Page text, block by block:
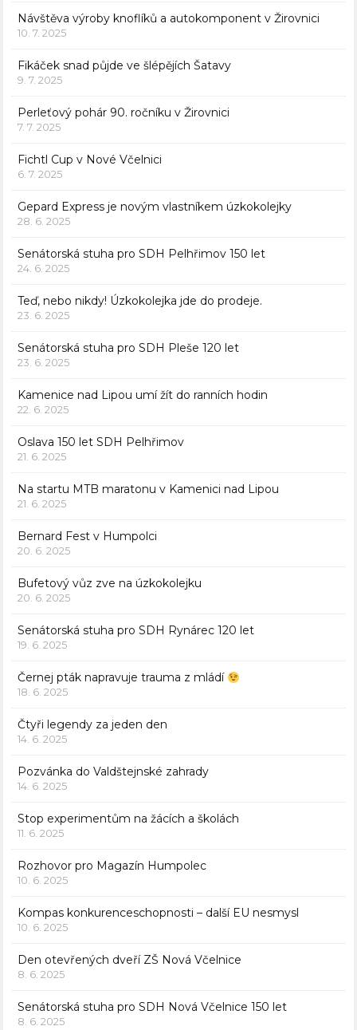
Návštěva výroby knoflíků a autokomponent v Žirovnici
10. 7. 2025
Fikáček snad půjde ve šlépějích Šatavy
9. 7. 2025
Perleťový pohár 90. ročníku v Žirovnici
7. 7. 2025
Fichtl Cup v Nové Včelnici
6. 7. 2025
Gepard Express je novým vlastníkem úzkokolejky
28. 6. 2025
Senátorská stuha pro SDH Pelhřimov 150 let
24. 6. 2025
Teď, nebo nikdy! Úzkokolejka jde do prodeje.
23. 6. 2025
Senátorská stuha pro SDH Pleše 120 let
23. 6. 2025
Kamenice nad Lipou umí žít do ranních hodin
22. 6. 2025
Oslava 150 let SDH Pelhřimov
21. 6. 2025
Na startu MTB maratonu v Kamenici nad Lipou
21. 6. 2025
Bernard Fest v Humpolci
20. 6. 2025
Bufetový vůz zve na úzkokolejku
20. 6. 2025
Senátorská stuha pro SDH Rynárec 120 let
19. 6. 2025
Černej pták napravuje trauma z mládí
18. 6. 2025
Čtyři legendy za jeden den
14. 6. 2025
Pozvánka do Valdštejnské zahrady
14. 6. 2025
Stop experimentům na žácích a školách
11. 6. 2025
Rozhovor pro Magazín Humpolec
10. 6. 2025
Kompas konkurenceschopnosti – další EU nesmysl
10. 6. 2025
Den otevřených dveří ZŠ Nová Včelnice
8. 6. 2025
Senátorská stuha pro SDH Nová Včelnice 150 let
8. 6. 2025